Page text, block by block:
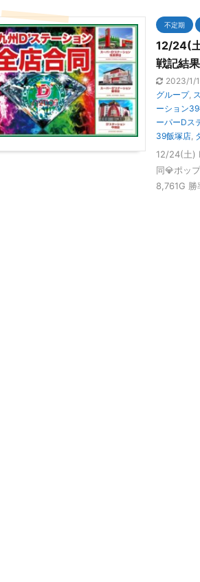
不定期
12/24(
戦記結
2023/1/
グループ,
ーション
ーパーDス
39飯塚店
12/24(土)
同💎ポッ
8,761G